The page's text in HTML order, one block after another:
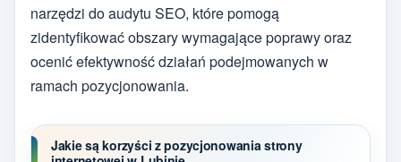
narzędzi do audytu SEO, które pomogą
zidentyfikować obszary wymagające poprawy oraz
ocenić efektywność działań podejmowanych w
ramach pozycjonowania.
Jakie są korzyści z pozycjonowania strony